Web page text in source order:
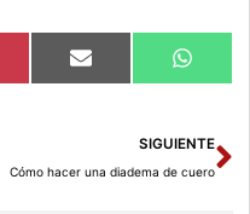
Compartir
en
Email
en
SIGUIENTE
Cómo hacer una diadema de cuero